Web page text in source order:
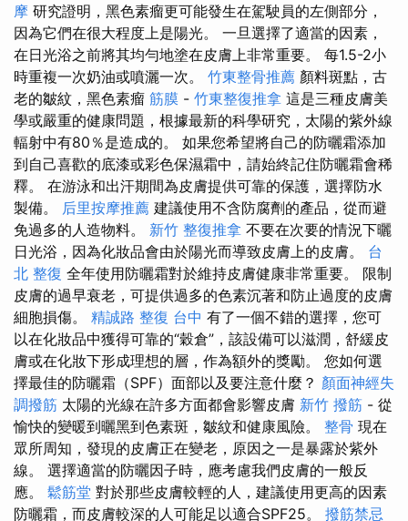
摩 研究證明，黑色素瘤更可能發生在駕駛員的左側部分，
因為它們在很大程度上是陽光。 一旦選擇了適當的因素，
在日光浴之前將其均勻地塗在皮膚上非常重要。 每1.5-2小
時重複一次奶油或噴灑一次。 竹東整骨推薦 顏料斑點，古
老的皺紋，黑色素瘤 筋膜 - 竹東整復推拿 這是三種皮膚美
學或嚴重的健康問題，根據最新的科學研究，太陽的紫外線
輻射中有80％是造成的。 如果您希望將自己的防曬霜添加
到自己喜歡的底漆或彩色保濕霜中，請始終記住防曬霜會稀
釋。 在游泳和出汗期間為皮膚提供可靠的保護，選擇防水
製備。 后里按摩推薦 建議使用不含防腐劑的產品，從而避
免過多的人造物料。 新竹 整復推拿 不要在次要的情況下曬
日光浴，因為化妝品會由於陽光而導致皮膚上的皮膚。 台
北 整復 全年使用防曬霜對於維持皮膚健康非常重要。 限制
皮膚的過早衰老，可提供過多的色素沉著和防止過度的皮膚
細胞損傷。 精誠路 整復 台中 有了一個不錯的選擇，您可
以在化妝品中獲得可靠的“穀倉”，該設備可以滋潤，舒緩皮
膚或在化妝下形成理想的層，作為額外的獎勵。 您如何選
擇最佳的防曬霜（SPF）面部以及要注意什麼？ 顏面神經失
調撥筋 太陽的光線在許多方面都會影響皮膚 新竹 撥筋 - 從
愉快的變暖到曬黑到色素斑，皺紋和健康風險。 整骨 現在
眾所周知，發現的皮膚正在變老，原因之一是暴露於紫外
線。 選擇適當的防曬因子時，應考慮我們皮膚的一般反
應。 鬆筋堂 對於那些皮膚較輕的人，建議使用更高的因素
防曬霜，而皮膚較深的人可能足以適合SPF25。 撥筋禁忌